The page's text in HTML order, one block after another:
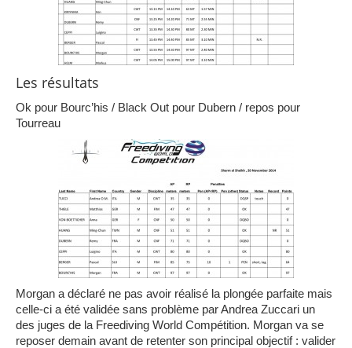
Les résultats
Ok pour Bourc’his / Black Out pour Dubern / repos pour
Tourreau
Morgan a déclaré ne pas avoir réalisé la plongée parfaite mais
celle-ci a été validée sans problème par Andrea Zuccari un
des juges de la Freediving World Compétition. Morgan va se
reposer demain avant de retenter son principal objectif : valider